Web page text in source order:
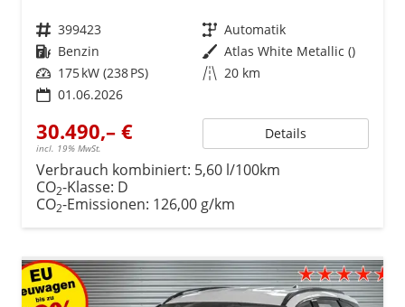
Fahrzeugnr. 399423 Getriebe Automatik
Kraftstoff Benzin Außenfarbe Atlas White Metallic ()
Leistung 175 kW (238 PS) Kilometerstand 20 km
01.06.2026
30.490,– €
incl. 19% MwSt.
Details
Verbrauch kombiniert: 5,60 l/100km
CO2-Klasse: D
CO2-Emissionen: 126,00 g/km